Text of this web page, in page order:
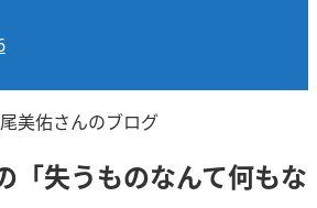
美佑さんのブログ
「失うものなんて何もな